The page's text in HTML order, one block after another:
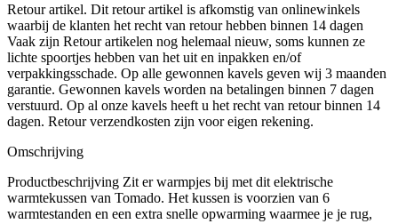
Retour artikel. Dit retour artikel is afkomstig van onlinewinkels
waarbij de klanten het recht van retour hebben binnen 14 dagen
Vaak zijn Retour artikelen nog helemaal nieuw, soms kunnen ze
lichte spoortjes hebben van het uit en inpakken en/of
verpakkingsschade. Op alle gewonnen kavels geven wij 3 maanden
garantie. Gewonnen kavels worden na betalingen binnen 7 dagen
verstuurd. Op al onze kavels heeft u het recht van retour binnen 14
dagen. Retour verzendkosten zijn voor eigen rekening.
Omschrijving
Productbeschrijving Zit er warmpjes bij met dit elektrische
warmtekussen van Tomado. Het kussen is voorzien van 6
warmtestanden en een extra snelle opwarming waarmee je je rug,